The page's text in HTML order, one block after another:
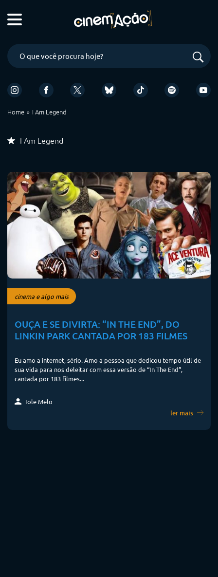
Home I Am Legend
I Am Legend
cinema e algo mais
OUÇA E SE DIVIRTA: “IN THE END”, DO
LINKIN PARK CANTADA POR 183 FILMES
Eu amo a internet, sério. Amo a pessoa que dedicou tempo útil de
sua vida para nos deleitar com essa versão de “In The End”,
cantada por 183 filmes...
Iole Melo
ler mais